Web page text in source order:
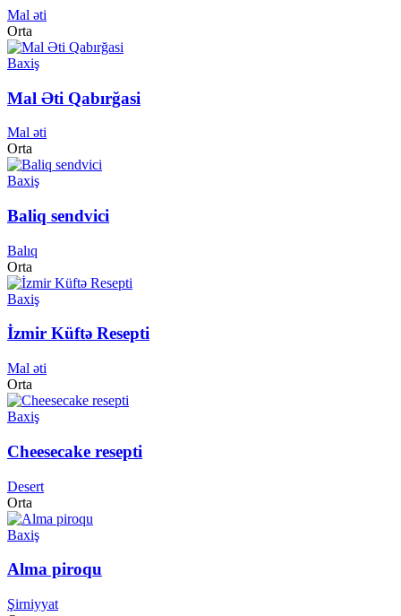
Mal əti
Orta
Baxiş
Mal Əti Qabırğasi
Mal əti
Orta
Baxiş
Baliq sendvici
Balıq
Orta
Baxiş
İzmir Küftə Resepti
Mal əti
Orta
Baxiş
Cheesecake resepti
Desert
Orta
Baxiş
Alma piroqu
Şirniyyat